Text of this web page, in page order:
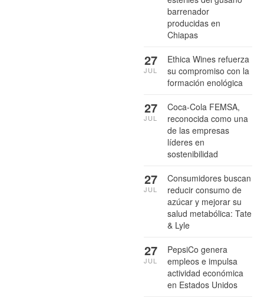
barrenador
producidas en
Chiapas
Ethica Wines refuerza
su compromiso con la
formación enológica
27
JUL
Coca-Cola FEMSA,
reconocida como una
de las empresas
líderes en
sostenibilidad
27
JUL
Consumidores buscan
reducir consumo de
azúcar y mejorar su
salud metabólica: Tate
& Lyle
27
JUL
PepsiCo genera
empleos e impulsa
actividad económica
en Estados Unidos
27
JUL